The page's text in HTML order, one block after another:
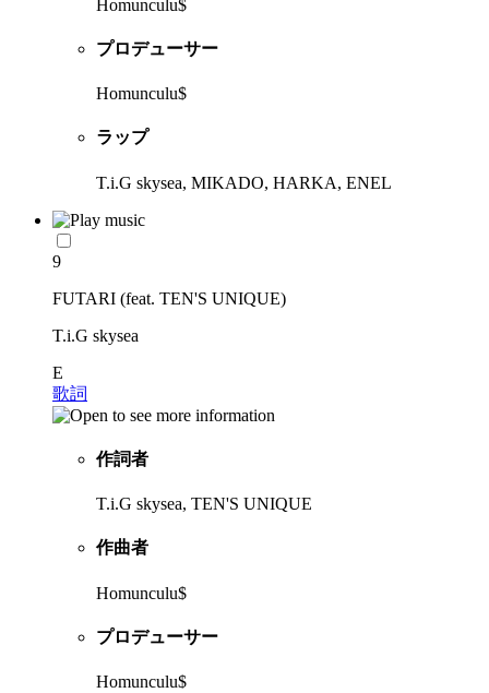
Homunculu$
プロデューサー
Homunculu$
ラップ
T.i.G skysea, MIKADO, HARKA, ENEL
9
FUTARI (feat. TEN'S UNIQUE)
T.i.G skysea
E
歌詞
作詞者
T.i.G skysea, TEN'S UNIQUE
作曲者
Homunculu$
プロデューサー
Homunculu$